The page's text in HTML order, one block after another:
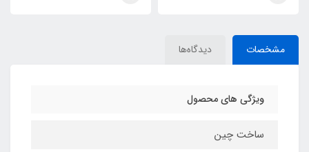
مشخصات دیدگاه‌ها
ویژگی های محصول
ساخت چین